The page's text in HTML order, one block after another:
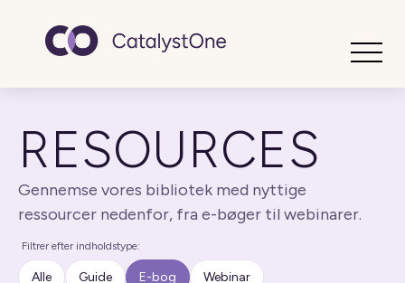
RESOURCES
Gennemse vores bibliotek med nyttige
ressourcer nedenfor, fra e-bøger til webinarer.
Filtrer efter indholdstype:
Alle Guide E-bog Webinar